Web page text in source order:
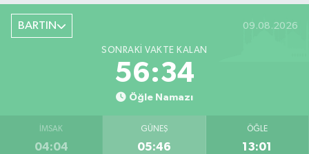
BARTIN 09.08.2026
SONRAKI VAKTE KALAN
56:33
Öğle Namazı
İMSAK
04:04
GÜNEŞ
05:46
ÖĞLE
13:01